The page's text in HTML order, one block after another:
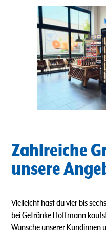
Zahlreiche
unsere
Vielleicht hast du vier bis
bei Getränke Hoffmann
Wünsche unserer Kundinnen